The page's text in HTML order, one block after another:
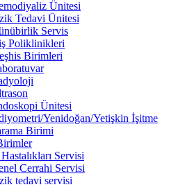
Ünitesi
Tedavi Ünitesi
Servis
Poliklinikleri
Birimleri
Ünitesi
Yenidoğan/Yetişkin İşitme
Birimi
Servisi
Cerrahi Servisi
tedavi servisi